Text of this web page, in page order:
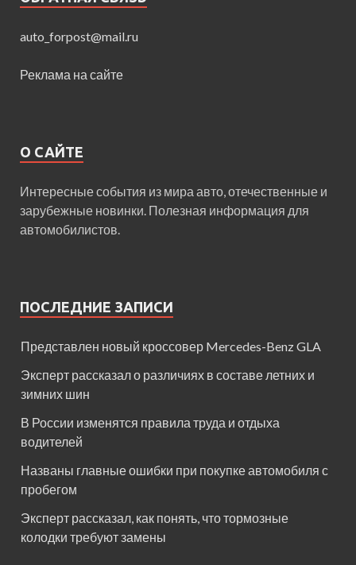
auto_forpost@mail.ru
Реклама на сайте
О САЙТЕ
Интересные события из мира авто, отечественные и
зарубежные новинки. Полезная информация для
автомобилистов.
ПОСЛЕДНИЕ ЗАПИСИ
Представлен новый кроссовер Mercedes-Benz GLA
Эксперт рассказал о различиях в составе летних и
зимних шин
В России изменятся правила труда и отдыха
водителей
Названы главные ошибки при покупке автомобиля с
пробегом
Эксперт рассказал, как понять, что тормозные
колодки требуют замены